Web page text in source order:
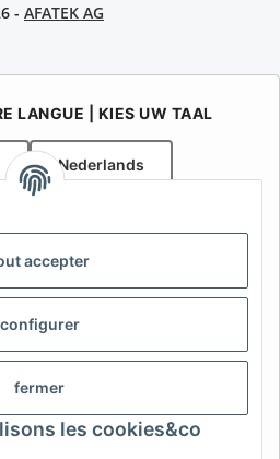
accepter
configurer
fermer
les cookies&co
- AFATEK AG
LANGUE | KIES UW TAAL
Nederlands
voor aanhangwagens
info@afatek.com
– SELECT REGION & LANGUAGE |
LANGUE | SELECCIONAR REGIÓN E